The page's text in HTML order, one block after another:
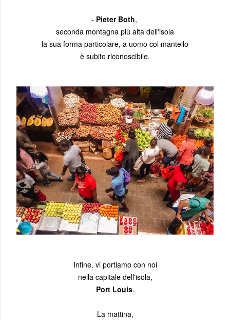
- Pieter Both,
seconda montagna più alta dell'isola
la sua forma particolare, a uomo col mantello
è subito riconoscibile.
Infine, vi portiamo con noi
nella capitale dell'isola,
Port Louis.
La mattina,